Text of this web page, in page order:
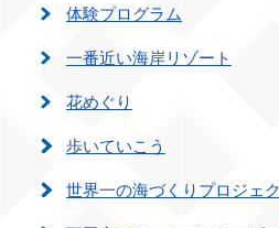
体験プログラム
一番近い海岸リゾート
花めぐり
歩いていこう
世界一の海づくりプロジェ